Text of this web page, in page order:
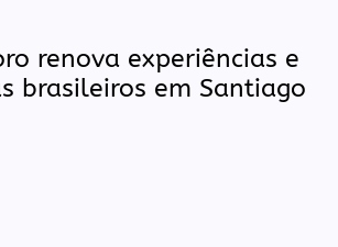
renova experiências e
brasileiros em Santiago